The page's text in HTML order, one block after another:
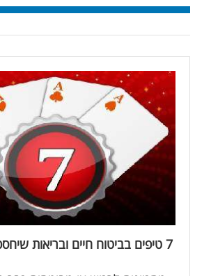
7 טיפים בביטוח חיים ובריאות שיחסכו לך כסף רב